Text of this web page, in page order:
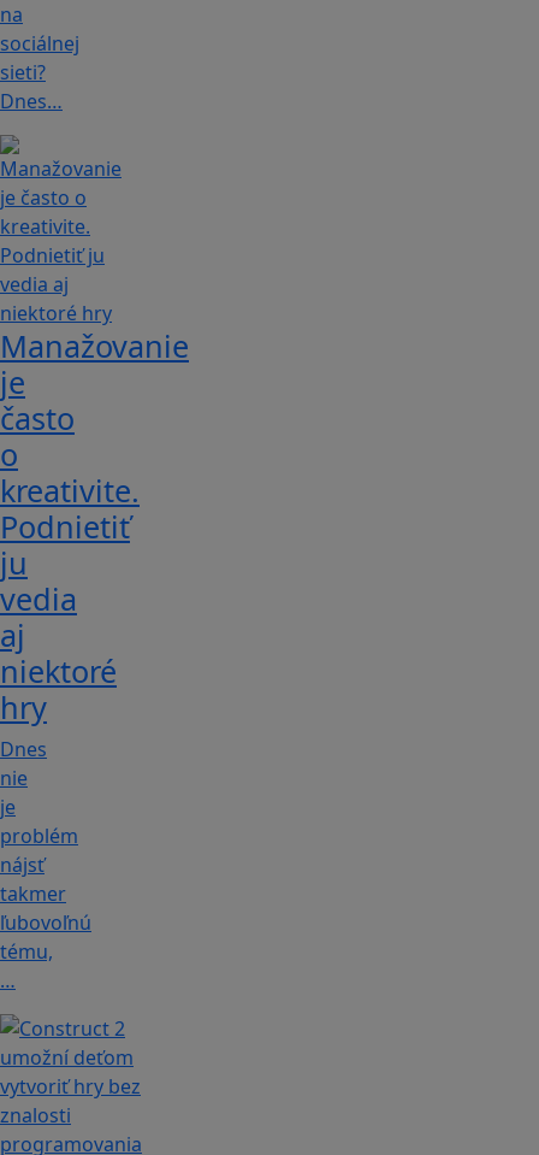
na
sociálnej
sieti?
Dnes…
Manažovanie
je
často
o
kreativite.
Podnietiť
ju
vedia
aj
niektoré
hry
Dnes
nie
je
problém
nájsť
takmer
ľubovoľnú
tému,
…